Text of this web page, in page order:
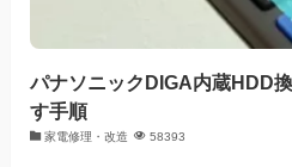
パナソニックDIGA内蔵HDD
す手順
家電修理・改造 58393